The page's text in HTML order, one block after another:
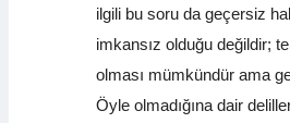
ilgili bu soru da geçersiz
imkansız olduğu değildir;
olması mümkündür ama
Öyle olmadığına dair